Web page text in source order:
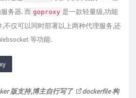
务器. 而 goproxy 是一款轻量级,功能
不仅可以同时部署以上两种代理服务,还
等功能.
版支持,博主自行写了 dockerfile构